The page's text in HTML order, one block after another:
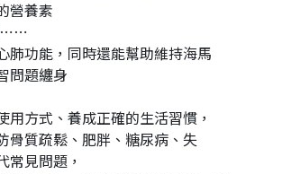
營養素
⋯⋯
肺功能，同時還能幫助維持海馬
問題纏身
用方式、養成正確的生活習慣，
骨質疏鬆、肥胖、糖尿病、失
見問題，